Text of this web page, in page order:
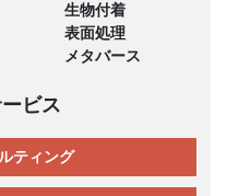
生物付着
表面処理
メタバース
ビス
ティング